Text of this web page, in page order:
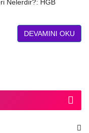
Nelerdir?: HGB
DEVAMINI OKU